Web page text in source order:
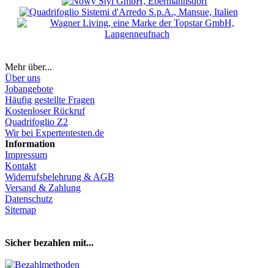
Mehr über...
Über uns
Jobangebote
Häufig gestellte Fragen
Kostenloser Rückruf
Quadrifoglio Z2
Wir bei Expertentesten.de
Information
Impressum
Kontakt
Widerrufsbelehrung & AGB
Versand & Zahlung
Datenschutz
Sitemap
Sicher bezahlen mit...